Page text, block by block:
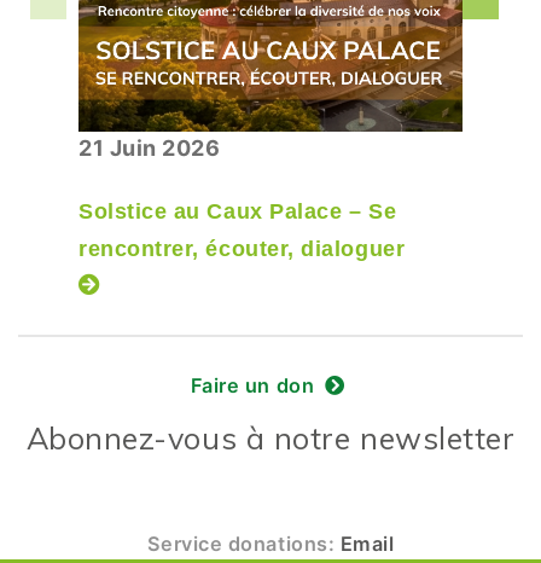
21 Juin 2026
Solstice au Caux Palace – Se
rencontrer, écouter, dialoguer
Faire un don
Abonnez-vous à notre newsletter
Service donations: Email